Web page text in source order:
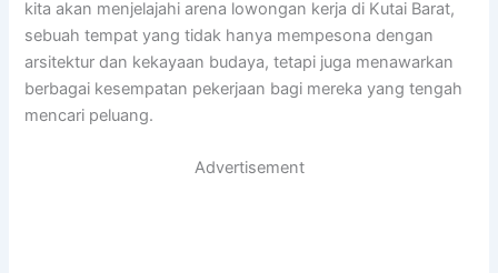
kita akan menjelajahi arena lowongan kerja di Kutai Barat,
sebuah tempat yang tidak hanya mempesona dengan
arsitektur dan kekayaan budaya, tetapi juga menawarkan
berbagai kesempatan pekerjaan bagi mereka yang tengah
mencari peluang.
Advertisement